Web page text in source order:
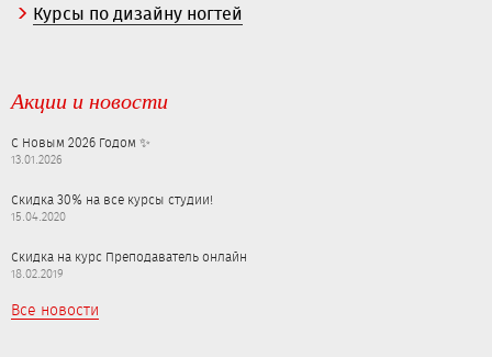
Курсы по дизайну ногтей
Акции и новости
С Новым 2026 Годом ✨
13.01.2026
Скидка 30% на все курсы студии!
15.04.2020
Скидка на курс Преподаватель онлайн
18.02.2019
Все новости